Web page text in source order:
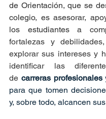
de Orientación, que se
colegio, es asesorar,
los estudiantes a
fortalezas y
explorar sus intereses y
identificar las
de carreras profesionales
para que tomen
y, sobre todo, alcancen